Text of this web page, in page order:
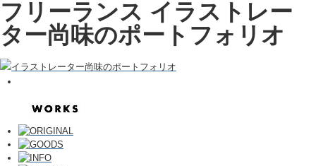
フリーランス イラストレー
ター尚味のポートフォリオ